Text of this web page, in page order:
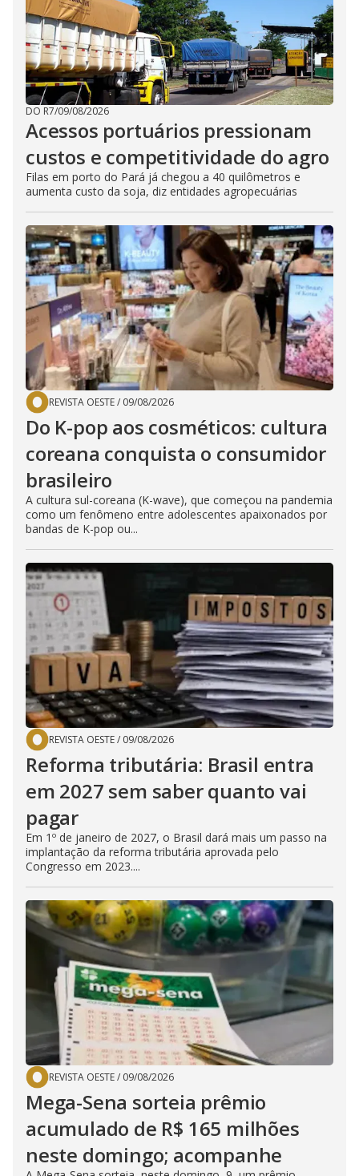
DO R7/09/08/2026
Acessos portuários pressionam
custos e competitividade do agro
Filas em porto do Pará já chegou a 40 quilômetros e
aumenta custo da soja, diz entidades agropecuárias
REVISTA OESTE/ 09/08/2026
Do K-pop aos cosméticos: cultura
coreana conquista o consumidor
brasileiro
A cultura sul-coreana (K-wave), que começou na pandemia
como um fenômeno entre adolescentes apaixonados por
bandas de K-pop ou...
REVISTA OESTE/ 09/08/2026
Reforma tributária: Brasil entra
em 2027 sem saber quanto vai
pagar
Em 1º de janeiro de 2027, o Brasil dará mais um passo na
implantação da reforma tributária aprovada pelo
Congresso em 2023....
REVISTA OESTE/ 09/08/2026
Mega-Sena sorteia prêmio
acumulado de R$ 165 milhões
neste domingo; acompanhe